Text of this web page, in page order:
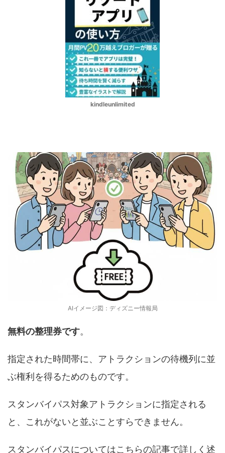
kindleunlimited
AIイメージ図：ディズニー情報局
無料の整理券です。
指定された時間帯に、アトラクションの待機列に並
ぶ権利を得るためのものです。
スタンバイパス対象アトラクションに指定される
と、これがないと並ぶことすらできません。
スタンバイパスについてはこちらの記事で詳しく述